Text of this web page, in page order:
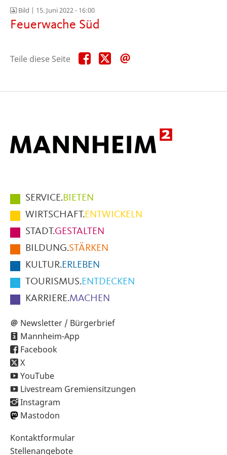
Bild | 15. Juni 2022 - 16:00
Feuerwache Süd
Teile diese Seite Teile
diese
Teile
diese
Hauptmenüpunkte
im
Fußbereich
der
Seite
SERVICE.BIETEN
WIRTSCHAFT.ENTWICKELN
STADT.GESTALTEN
BILDUNG.STÄRKEN
KULTUR.ERLEBEN
TOURISMUS.ENTDECKEN
KARRIERE.MACHEN
Newsletter / Bürgerbrief
Mannheim-App
Facebook
X
YouTube
Livestream Gremiensitzungen
Instagram
Mastodon
Sekundärnavigation
im
Kontaktformular
Stellenangebote